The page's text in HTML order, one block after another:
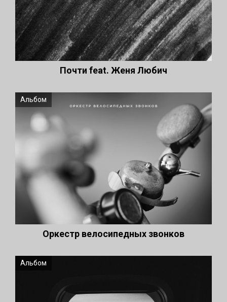
Почти feat. Женя Любич
Альбом
Оркестр велосипедных звонков
Альбом